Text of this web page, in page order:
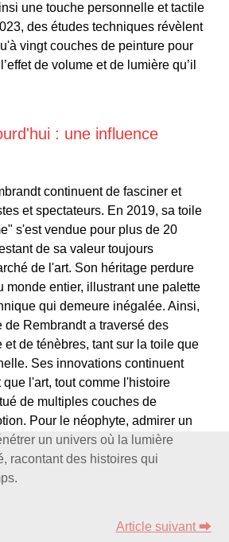
une touche personnelle et tactile
des études techniques révèlent
vingt couches de peinture pour
de volume et de lumière qu’il
: une influence
continuent de fasciner et
et spectateurs. En 2019, sa toile
s'est vendue pour plus de 20
de sa valeur toujours
de l'art. Son héritage perdure
monde entier, illustrant une palette
qui demeure inégalée. Ainsi,
de Rembrandt a traversé des
et de ténèbres, tant sur la toile que
Ses innovations continuent
l'art, tout comme l'histoire
de multiples couches de
Pour le néophyte, admirer un
un univers où la lumière
racontant des histoires qui
Article suivant ⮕